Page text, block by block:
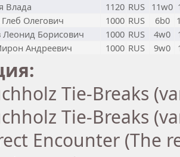
Влада 1120 RUS 11w0
Олегович 1000 RUS 6b0
Леонид Борисович 1000 RUS 4w0
Андреевич 1000 RUS 9w0
Tie-Breaks
Tie-Breaks
Encounter (The